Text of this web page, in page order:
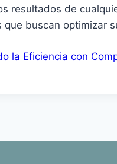
resultados de
que buscan optimizar
la Eficiencia con